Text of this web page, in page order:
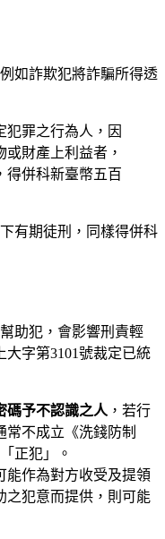
如詐欺犯將詐騙所得透
犯罪之行為人，因
財產上利益者，
得併科新臺幣五百
有期徒刑，同樣得併科
助犯，會影響刑責輕
大字第3101號裁定已統
碼予不認識之人，若行
不成立《洗錢防制
正犯」。
能作為對方收受及提領
之犯意而提供，則可能